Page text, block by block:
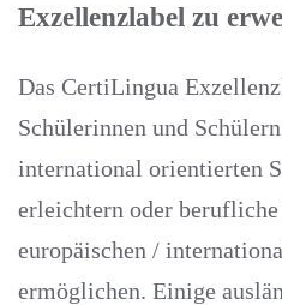
Exzellenzlabel zu
Das CertiLingua
Schülerinnen und
international orientierten
erleichtern oder
europäischen /
ermöglichen. Einige